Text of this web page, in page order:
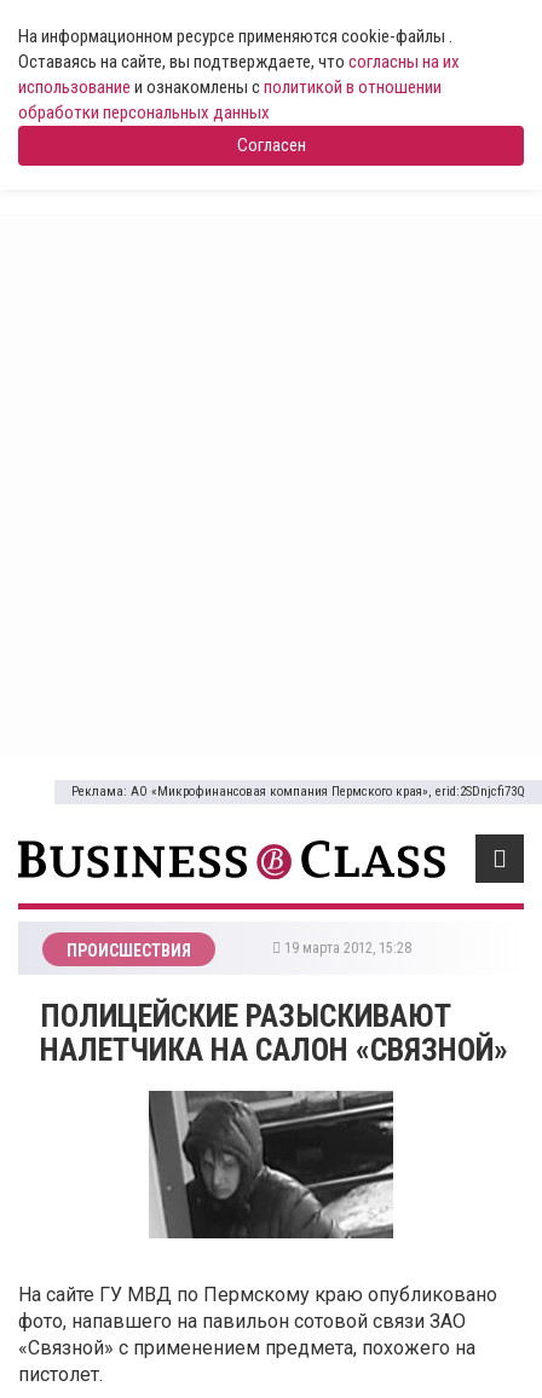
На информационном ресурсе применяются cookie-файлы .
Оставаясь на сайте, вы подтверждаете, что согласны на их
использование и ознакомлены сполитикой в отношении
обработки персональных данных
Согласен
Реклама: АО «Микрофинансовая компания Пермского края», erid:2SDnjcfi73Q
ПРОИСШЕСТВИЯ 19 марта 2012, 15:28
ПОЛИЦЕЙСКИЕ РАЗЫСКИВАЮТ
НАЛЕТЧИКА НА САЛОН «СВЯЗНОЙ»
На сайте ГУ МВД по Пермскому краю опубликовано
фото, напавшего на павильон сотовой связи ЗАО
«Связной» с применением предмета, похожего на
пистолет.